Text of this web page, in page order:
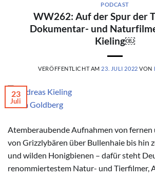
PODCAST
WW262: Auf der Spur der
Dokumentar- und
Kieling￼
VERÖFFENTLICHT AM 23. JULI 2022 VON
© Lea Goldberg
23
Juli
Atemberaubende Aufnahmen von fernen
von Grizzlybären über Bullenhaie bis hin
und wilden Honigbienen – dafür steht
renommiertestem Natur- und Tierfilmer,